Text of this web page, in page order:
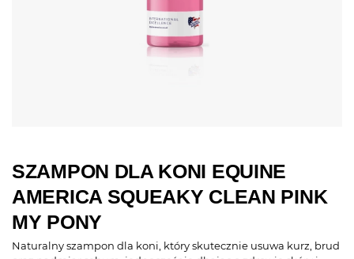
SZAMPON DLA KONI EQUINE
AMERICA SQUEAKY CLEAN PINK
MY PONY
Naturalny szampon dla koni, który skutecznie usuwa kurz, brud